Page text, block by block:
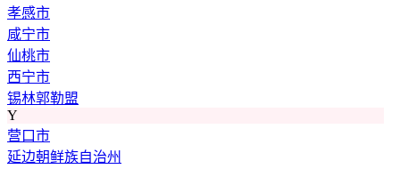
孝感市
咸宁市
仙桃市
西宁市
锡林郭勒盟
Y
营口市
延边朝鲜族自治州